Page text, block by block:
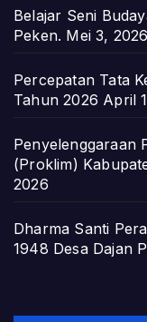
Belajar Seni
Peken. Mei 3, 2026
Percepatan Tata
Tahun 2026 April
Penyelenggaraan
(Proklim)
2026
Dharma Santi
1948 Desa Dajan